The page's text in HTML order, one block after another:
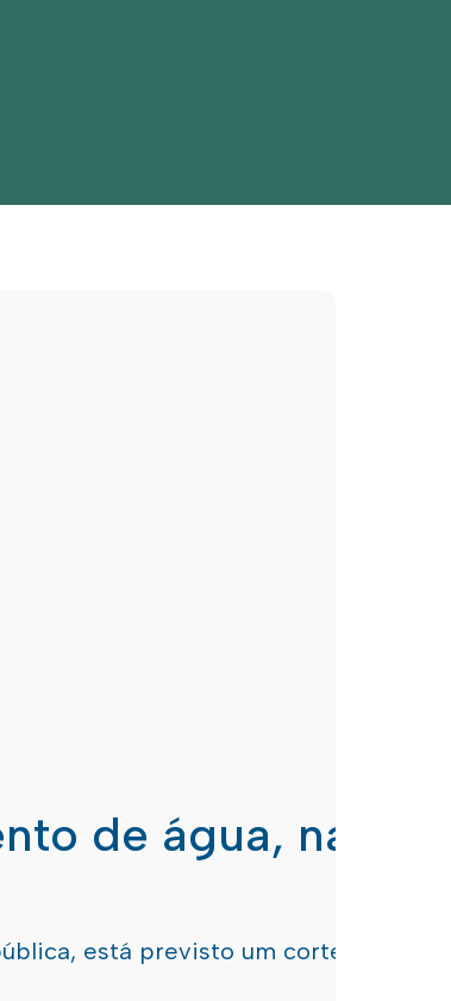
de água, nas
está previsto um corte de água